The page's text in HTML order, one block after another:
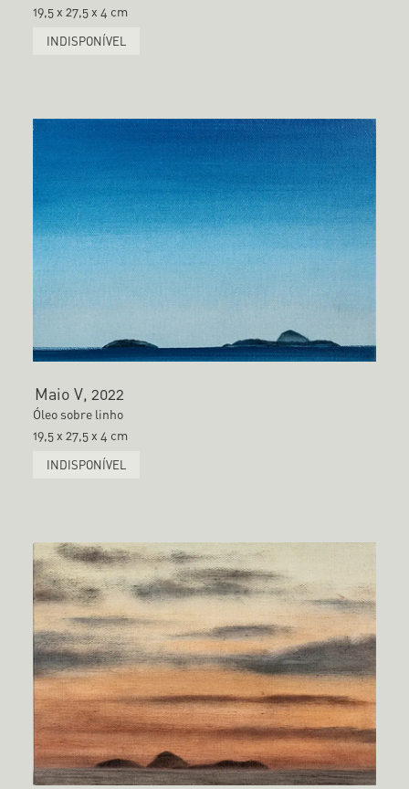
19,5 x 27,5 x 4 cm
INDISPONÍVEL
Maio V, 2022
Óleo sobre linho
19,5 x 27,5 x 4 cm
INDISPONÍVEL